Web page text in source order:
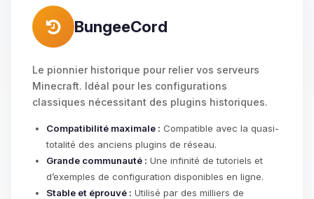
BungeeCord
Le pionnier historique pour relier vos serveurs
Minecraft. Idéal pour les configurations
classiques nécessitant des plugins historiques.
Compatibilité maximale : Compatible avec la quasi-
totalité des anciens plugins de réseau.
Grande communauté : Une infinité de tutoriels et
d’exemples de configuration disponibles en ligne.
Stable et éprouvé : Utilisé par des milliers de